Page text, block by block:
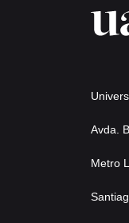
Avda.
Metro